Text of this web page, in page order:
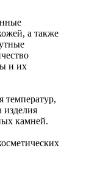
а также
и их
температур,
изделия
камней.